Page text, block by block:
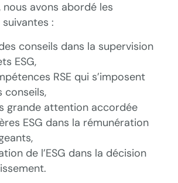
nous avons abordé les
:
conseils dans la supervision
ESG,
RSE qui s’imposent
conseils,
grande attention accordée
ESG dans la rémunération
de l’ESG dans la décision